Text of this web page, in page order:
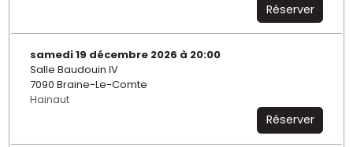
Réserver
samedi 19 décembre 2026 à 20:00
Salle Baudouin IV
7090 Braine-Le-Comte
Hainaut
Réserver